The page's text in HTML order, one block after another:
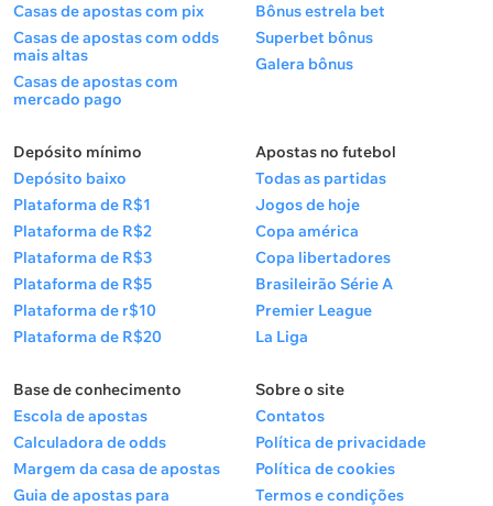
Casas de apostas com pix
Casas de apostas com odds
mais altas
Casas de apostas com
mercado pago
Bônus estrela bet
Superbet bônus
Galera bônus
Depósito mínimo
Depósito baixo
Plataforma de R$1
Plataforma de R$2
Plataforma de R$3
Plataforma de R$5
Plataforma de r$10
Plataforma de R$20
Apostas no futebol
Todas as partidas
Jogos de hoje
Copa américa
Copa libertadores
Brasileirão Série A
Premier League
La Liga
Base de conhecimento
Escola de apostas
Calculadora de odds
Margem da casa de apostas
Guia de apostas para
Sobre o site
Contatos
Política de privacidade
Política de cookies
Termos e condições